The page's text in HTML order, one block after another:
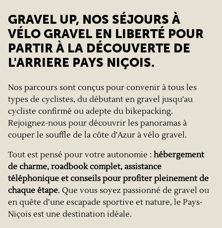
GRAVEL UP, NOS SÉJOURS À
VÉLO GRAVEL EN LIBERTÉ POUR
PARTIR À LA DÉCOUVERTE DE
L'ARRIERE PAYS NIÇOIS.
Nos parcours sont conçus pour convenir à tous les
types de cyclistes, du débutant en gravel jusqu'au
cycliste confirmé ou adepte du bikepacking.
Rejoignez-nous pour découvrir les panoramas à
couper le souffle de la côte d'Azur à vélo gravel.
Tout est pensé pour votre autonomie : hébergement
de charme, roadbook complet, assistance
téléphonique et conseils pour profiter pleinement de
chaque étape. Que vous soyez passionné de gravel ou
en quête d’une escapade sportive et nature, le Pays-
Niçois est une destination idéale.